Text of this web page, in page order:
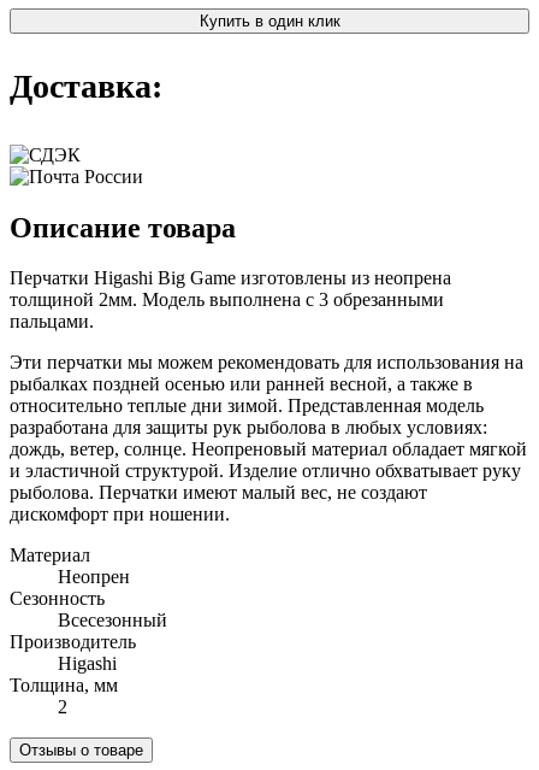
Купить в один клик
Доставка:
Описание товара
Перчатки Higashi Big Game изготовлены из неопрена
толщиной 2мм. Модель выполнена с 3 обрезанными
пальцами.
Эти перчатки мы можем рекомендовать для использования на
рыбалках поздней осенью или ранней весной, а также в
относительно теплые дни зимой. Представленная модель
разработана для защиты рук рыболова в любых условиях:
дождь, ветер, солнце. Неопреновый материал обладает мягкой
и эластичной структурой. Изделие отлично обхватывает руку
рыболова. Перчатки имеют малый вес, не создают
дискомфорт при ношении.
Материал
Неопрен
Сезонность
Всесезонный
Производитель
Higashi
Толщина, мм
2
Отзывы о товаре